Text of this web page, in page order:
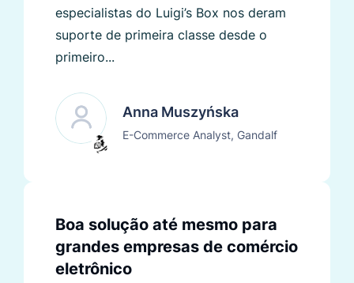
especialistas do Luigi’s Box nos deram
suporte de primeira classe desde o
primeiro...
Anna Muszyńska
E-Commerce Analyst, Gandalf
Boa solução até mesmo para
grandes empresas de comércio
eletrônico